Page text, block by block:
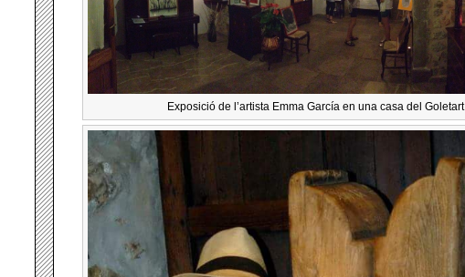
Exposició de l’artista Emma García en una casa del Goletart